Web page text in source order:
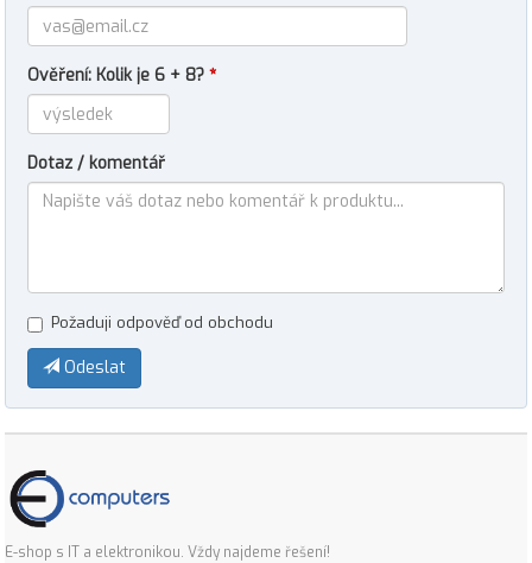
Ověření: Kolik je 6 + 8? *
Dotaz / komentář
Požaduji odpověď od obchodu
Odeslat
E-shop s IT a elektronikou. Vždy najdeme řešení!